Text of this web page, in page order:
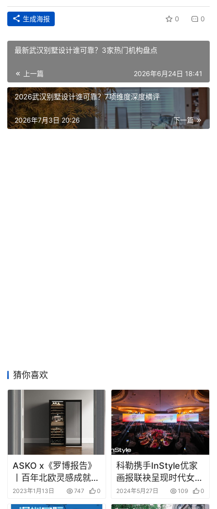
生成海报 0 0
最新武汉别墅设计谁可靠？3家热门机构盘点
上一篇 2026年6月24日 18:41
2026武汉别墅设计谁可靠？7项维度深度横评
下一篇
2026年7月3日 20:26
猜你喜欢
ASKO x《罗博报告》
丨百年北欧灵感成就高
端生活方式，斩获年度
高端智能家电
2023年1月13日 747 0
科勒携手InStyle优家
画报联袂呈现时代女性
盛典 悦己·越己 以艺术
赋能时代女性新风采
2024年5月27日 109 0